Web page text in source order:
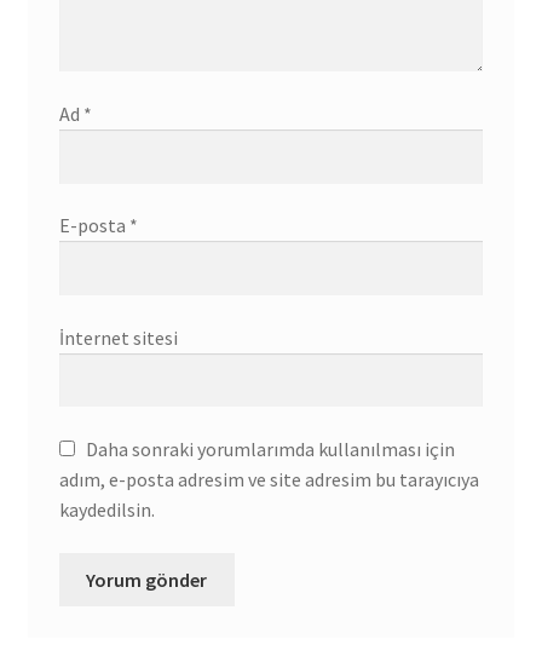
Ad *
E-posta *
İnternet sitesi
Daha sonraki yorumlarımda kullanılması için
adım, e-posta adresim ve site adresim bu tarayıcıya
kaydedilsin.